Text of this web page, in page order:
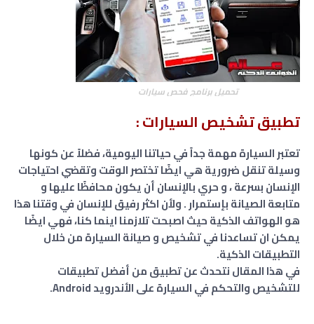
تحميل برنامج فحص سيارات
تطبيق تشخيص السيارات :
تعتبر السيارة مهمة جداً في حياتنا اليومية، فضلاً عن كونها
وسيلة تنقل ضرورية هي ايضًا تختصر الوقت وتقضي احتياجات
الإنسان بسرعة ، و حري بالإنسان أن يكون محافظًا عليها و
متابعة الصيانة بإستمرار . ولأن اكثر رفيق للإنسان في وقتنا هذا
هو الهواتف الذكية حيث اصبحت تلازمنا اينما كنا، فهي ايضًا
يمكن ان تساعدنا في تشخيص و صيانة السيارة من خلال
التطبيقات الذكية.
في هذا المقال نتحدث عن تطبيق من أفضل تطبيقات
للتشخيص والتحكم في السيارة على الأندرويد Android.